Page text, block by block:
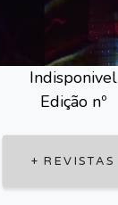
Indisponivel
Edição nº
+ REVISTAS